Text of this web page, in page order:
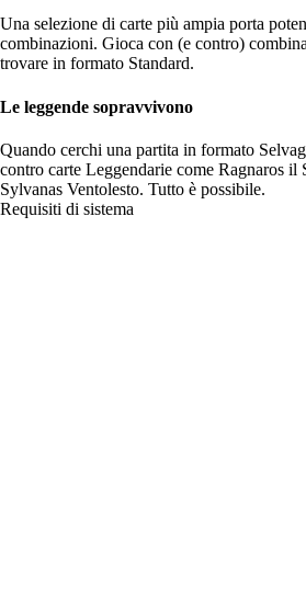
Una selezione di carte più ampia porta
combinazioni. Gioca con (e contro)
trovare in formato Standard.
Le leggende sopravvivono
Quando cerchi una partita in formato
contro carte Leggendarie come Ragnaros il
Sylvanas Ventolesto. Tutto è possibile.
Requisiti di sistema